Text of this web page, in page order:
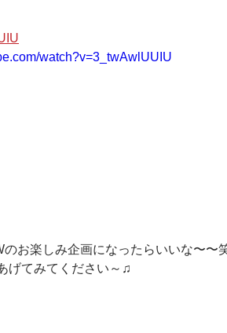
watch?v=3_twAwlUUIU
お楽しみ企画になったらいいな〜〜
げてみてください～♫